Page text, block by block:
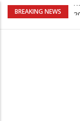
BREAKING NEWS